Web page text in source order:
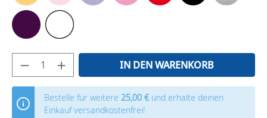
IN DEN WARENKORB
Bestelle für weitere 25,00 €und erhalte deinen
Einkauf versandkostenfrei!